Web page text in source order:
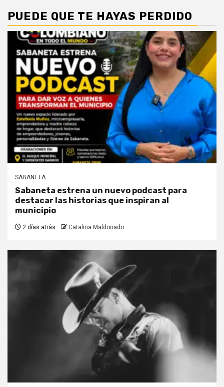
PUEDE QUE TE HAYAS PERDIDO
SABANETA
Sabaneta estrena un nuevo podcast para
destacar las historias que inspiran al
municipio
2 días atrás Catalina Maldonado